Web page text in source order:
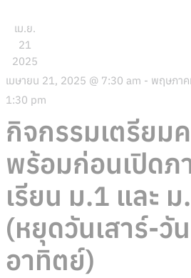
เม.ย.
21
2025
เมษายน 21, 2025 @ 7:30 am - พฤษภา
1:30 pm
กิจกรรมเตรียม
พร้อมก่อนเปิดภ
เรียน ม.1 และ
(หยุดวันเสาร์-วัน
อาทิตย์)